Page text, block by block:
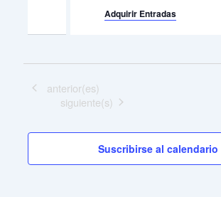
Adquirir Entradas
Eventos
anterior(es)
Eventos
siguiente(s)
Suscribirse al calendario